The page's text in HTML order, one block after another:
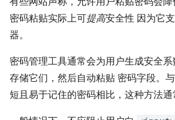
密码粘贴实际上可提高安全性 因为它
器。
密码管理工具通常会为用户生成安全
存储它们，然后自动粘贴 密码字段。
短且易于记住的密码相比，这种方法通